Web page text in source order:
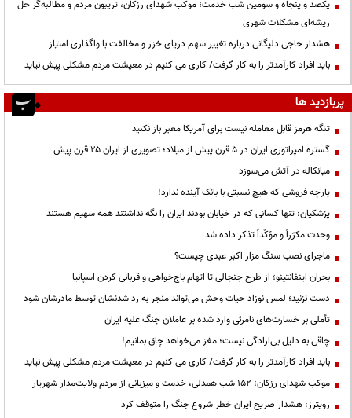
یکصد و پنجاه و سومین شب خدمت؛ موکب شهدای رزکان، تریبون مردم و مطالبه‌گر حل
ریشه‌ای مشکلات شهری
هشدار حاجی دلیگانی درباره تغییر سهم دریای خزر و مخالفت با واگذاری امتیاز
باید افراد کارآمدتر را به کار گرفت/ کاری می کنیم در معیشت مردم مشکلی پیش نیاید
پربازدید ها
تنگه هرمز قابل معامله نیست برای آمریکا معبر باز نکنید
گستره امپراتوری ایران در ۵ قرن پیش از میلاد؛ تصویری از ایران ۲۵ قرن پیش
میانکاله در آتش می‌سوزد
پارچه فروشی که هیچ نسبتی با بانک آینده ندارد!
پزشکیان: تنها کسانی که در خیابان بودند ایران را نگه نداشتند همه سهیم هستند
وحدت مکرّراً و مؤکّداً تذکر داده شد
ماجرای نصب سنگ مزار اکبر عبدی چیست؟
بحران اینفانتینو؛ از طرح جنجالی تا اتهام باج‌خواهی و قربانی کردن اسپانیا
دست نزنید؛ لمس نوزاد حیات وحش می‌تواند منجر به رد شدنشان توسط مادرشان شود
تأملی بر خسارت‌های نامرئی وارد شده بر عاملان جنگ علیه ایران
چاقی به دلیل بی‌ارادگی نیست؛ مغز می‌خواهد چاق بمانیم!
باید افراد کارآمدتر را به کار گرفت/ کاری می کنیم در معیشت مردم مشکلی پیش نیاید
موکب شهدای رزکان؛ ۱۵۲ شب همدلی، خدمت و میزبانی از مردم ولایت‌مدار شهریار
رویترز: هشدار صریح ایران خطر شروع جنگ را متوقف کرد